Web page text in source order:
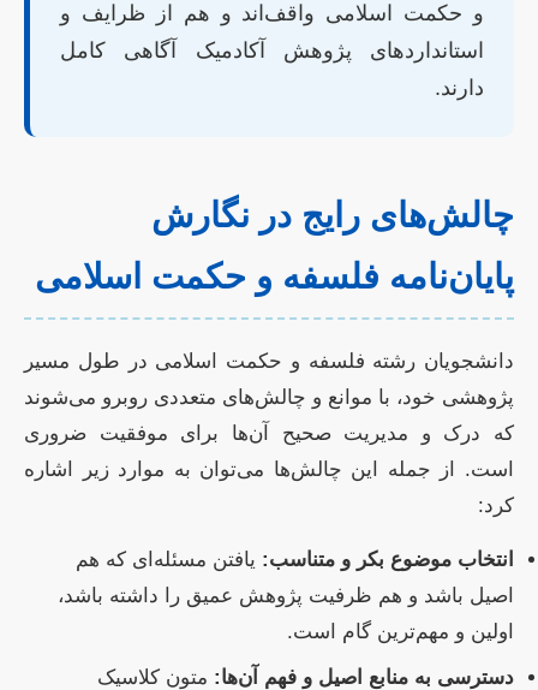
و حکمت اسلامی واقف‌اند و هم از ظرایف و
استانداردهای پژوهش آکادمیک آگاهی کامل
دارند.
چالش‌های رایج در نگارش
پایان‌نامه فلسفه و حکمت اسلامی
دانشجویان رشته فلسفه و حکمت اسلامی در طول مسیر
پژوهشی خود، با موانع و چالش‌های متعددی روبرو می‌شوند
که درک و مدیریت صحیح آن‌ها برای موفقیت ضروری
است. از جمله این چالش‌ها می‌توان به موارد زیر اشاره
کرد:
انتخاب موضوع بکر و متناسب: یافتن مسئله‌ای که هم
اصیل باشد و هم ظرفیت پژوهش عمیق را داشته باشد،
اولین و مهم‌ترین گام است.
دسترسی به منابع اصیل و فهم آن‌ها: متون کلاسیک